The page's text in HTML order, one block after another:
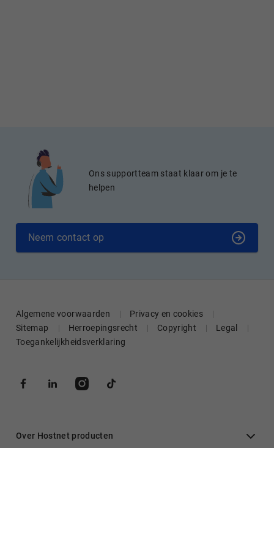
Ons supportteam staat klaar om je te
helpen
Neem contact op
Algemene voorwaarden
Privacy en cookies
Sitemap
Herroepingsrecht Copyright
Legal
Toegankelijkheidsverklaring
Over Hostnet producten